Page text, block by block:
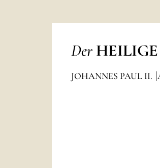
Der
JOHANNES PAUL II.